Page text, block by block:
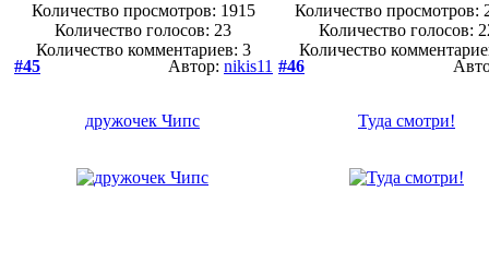
Количество просмотров: 1915
Количество голосов: 23
Количество комментариев: 3
Количество просмотров:
Количество голосов:
Количество
#45
Автор: nikis11
дружочек Чипс
#46
Туда смотри!